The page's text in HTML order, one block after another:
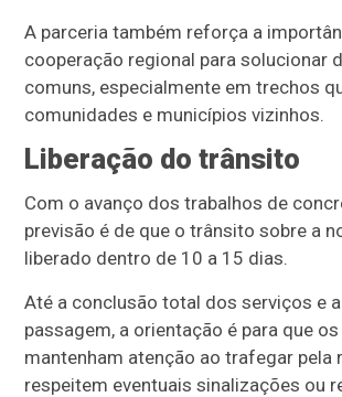
A parceria também reforça a
cooperação regional para solucionar
comuns, especialmente em trechos
comunidades e municípios vizinhos.
Liberação do trânsito
Com o avanço dos trabalhos de
previsão é de que o trânsito sobre a
liberado dentro de 10 a 15 dias.
Até a conclusão total dos serviços e
passagem, a orientação é para que
mantenham atenção ao trafegar pela
respeitem eventuais sinalizações ou